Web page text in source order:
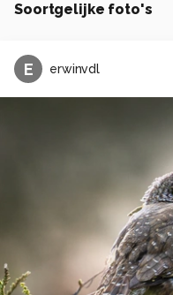
Soortgelijke foto's
E erwinvdl